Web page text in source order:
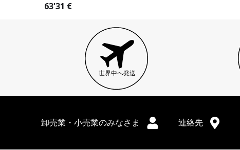
63'31 €
世界中へ発送
卸売業・小売業のみなさま 連絡先